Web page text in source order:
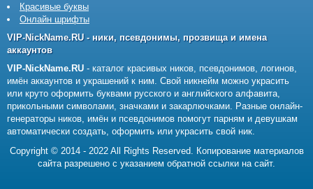
Красивые буквы
Онлайн шрифты
VIP-NickName.RU - ники, псевдонимы, прозвища и имена
аккаунтов
VIP-NickName.RU - каталог красивых ников, псевдонимов, логинов,
имён аккаунтов и украшений к ним. Свой никнейм можно украсить
или круто оформить буквами русского и английского алфавита,
прикольными символами, значками и закарлючками. Разные онлайн-
генераторы ников, имён и псевдонимов помогут парням и девушкам
автоматически создать, оформить или украсить свой ник.
Copyright © 2014 - 2022 All Rights Reserved. Копирование материалов
сайта разрешено с указанием обратной ссылки на сайт.